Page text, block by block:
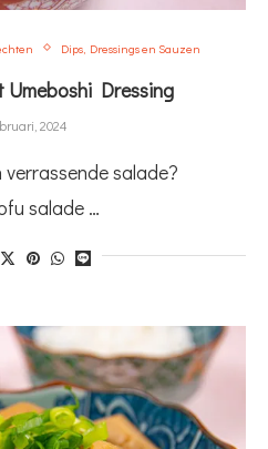
Dips, Dressings en Sauzen
Umeboshi Dressing
2024
salade?
salade …